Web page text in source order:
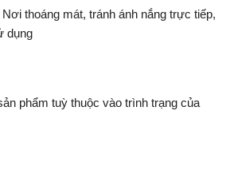
thoáng mát, tránh ánh nắng trực tiếp,
dụng
phẩm tuỳ thuộc vào trình trạng của